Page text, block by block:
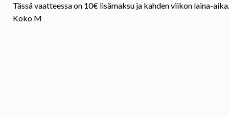
Tässä vaatteessa on 10€ lisämaksu ja kahden viikon laina-aika.
Koko M